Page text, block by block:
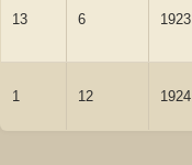
13 6 1923
1 12 1924